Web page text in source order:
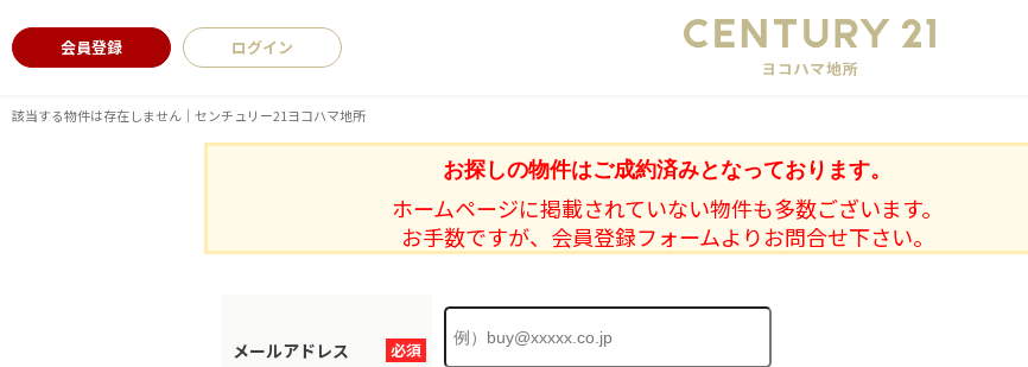
該当する物件は存在しません｜センチュリー21ヨコハマ地所
会員登録 ログイン
お探しの物件はご成約済みとなっております。
ホームページに掲載されていない物件も多数ございます。
お手数ですが、会員登録フォームよりお問合せ下さい。
必須
メールアドレス